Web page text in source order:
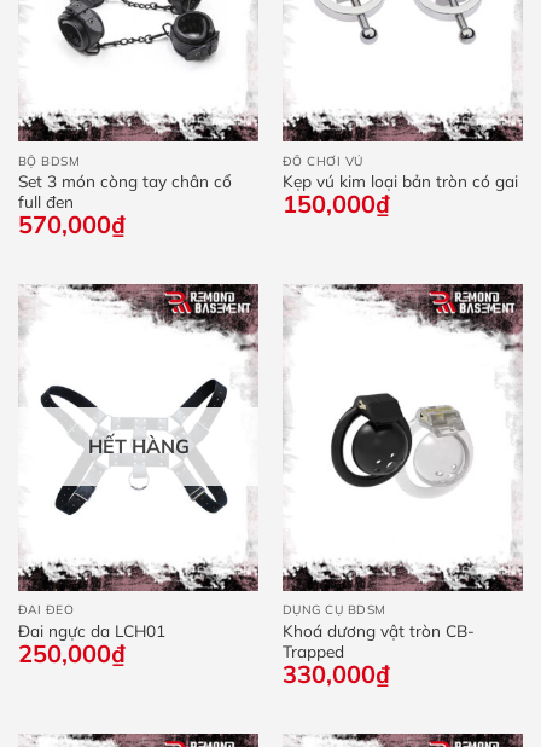
BỘ BDSM
Set 3 món còng tay chân cổ
full đen
570,000₫
ĐỒ CHƠI VÚ
Kẹp vú kim loại bản tròn có gai
150,000₫
HẾT HÀNG
ĐAI ĐEO
Đai ngực da LCH01
250,000₫
DỤNG CỤ BDSM
Khoá dương vật tròn CB-
Trapped
330,000₫